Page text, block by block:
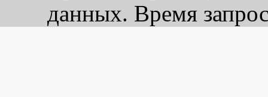
данных. Время